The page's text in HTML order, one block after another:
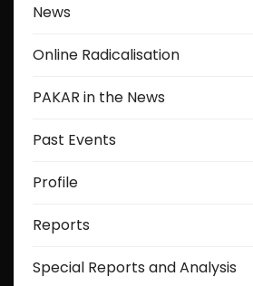
o
News
Online Radicalisation
PAKAR in the News
Past Events
Profile
Reports
Special Reports and Analysis